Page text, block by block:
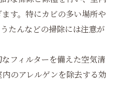
す。特にカビの多い場所や
たんなどの掃除には注意が
フィルターを備えた空気清
のアレルゲンを除去する効